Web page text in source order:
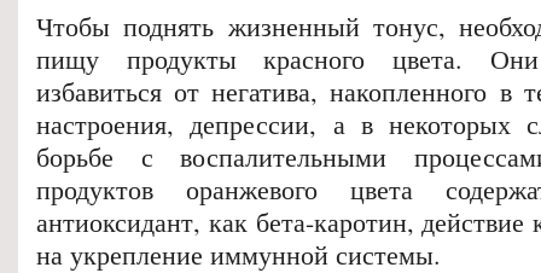
Чтобы поднять жизненный тонус,
пищу продукты красного цвета.
избавиться от негатива, накопленного в
настроения, депрессии, а в некоторых
борьбе с воспалительными
продуктов оранжевого цвета
антиоксидант, как бета-каротин, действие
на укрепление иммунной системы.